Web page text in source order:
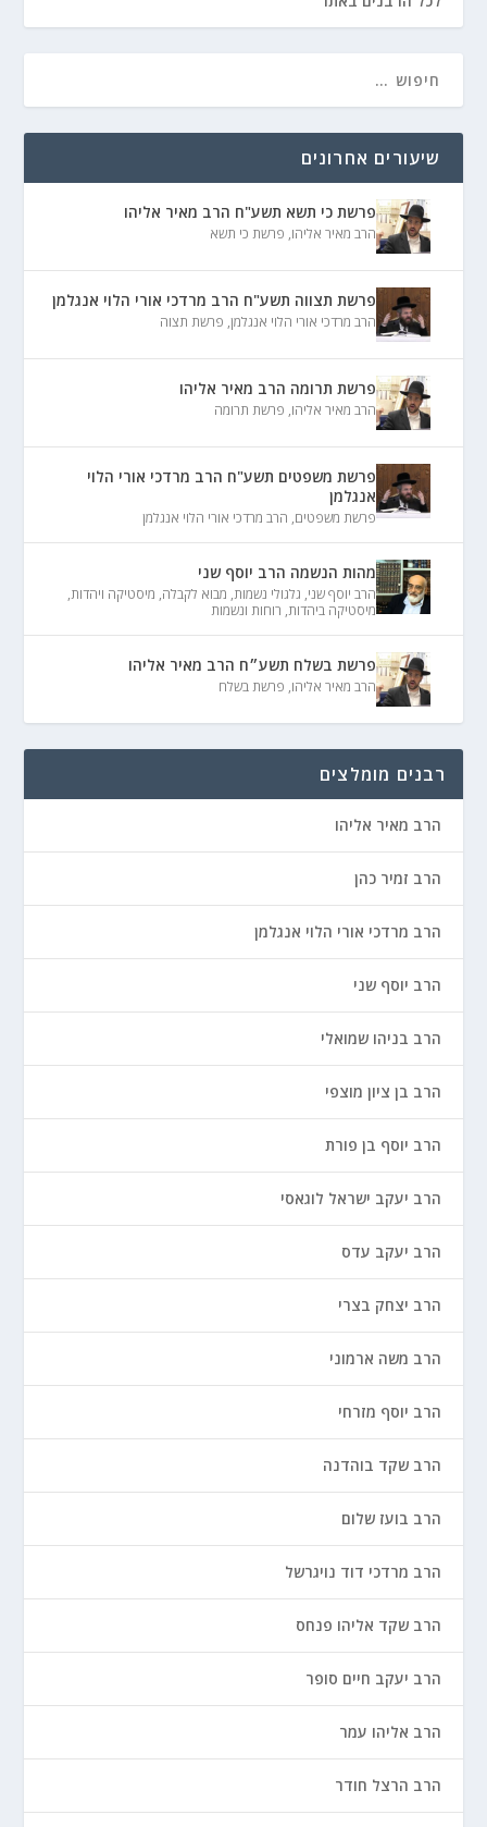
שיעורים אחרונים
פרשת כי תשא תשע"ח הרב מאיר אליהו
הרב מאיר אליהו, פרשת כי תשא
פרשת תצווה תשע"ח הרב מרדכי אורי הלוי אנגלמן
הרב מרדכי אורי הלוי אנגלמן, פרשת תצוה
פרשת תרומה הרב מאיר אליהו
הרב מאיר אליהו, פרשת תרומה
פרשת משפטים תשע"ח הרב מרדכי אורי הלוי
אנגלמן
פרשת משפטים, הרב מרדכי אורי הלוי אנגלמן
מהות הנשמה הרב יוסף שני
הרב יוסף שני, גלגולי נשמות, מבוא לקבלה, מיסטיקה ויהדות,
מיסטיקה ביהדות, רוחות ונשמות
פרשת בשלח תשע״ח הרב מאיר אליהו
הרב מאיר אליהו, פרשת בשלח
רבנים מומלצים
הרב מאיר אליהו
הרב זמיר כהן
הרב מרדכי אורי הלוי אנגלמן
הרב יוסף שני
הרב בניהו שמואלי
הרב בן ציון מוצפי
הרב יוסף בן פורת
הרב יעקב ישראל לוגאסי
הרב יעקב עדס
הרב יצחק בצרי
הרב משה ארמוני
הרב יוסף מזרחי
הרב שקד בוהדנה
הרב בועז שלום
הרב מרדכי דוד נויגרשל
הרב שקד אליהו פנחס
הרב יעקב חיים סופר
הרב אליהו עמר
הרב הרצל חודר